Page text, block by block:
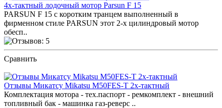
4х-тактный лодочный мотор Parsun F 15
PARSUN F 15 с коротким транцем выполненный в
фирменном стиле PARSUN этот 2-х цилиндровый мотор
обесп..
Сравнить
Отзывы Микатсу Mikatsu M50FES-T 2х-тактный
Комплектация мотора - тех.паспорт - ремкомплект - внешний
топливный бак - машинка газ-реверс ..